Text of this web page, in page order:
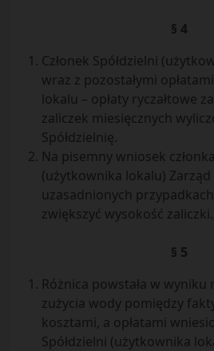
§ 4
Członek Spółdzielni
wraz z pozostałymi
lokalu – opłaty ryczałtowe
zaliczek miesięcznych
Spółdzielnię.
Na pisemny wniosek
(użytkownika lokalu) Zarząd
uzasadnionych
zwiększyć wysokość zaliczki.
§ 5
Różnica powstała w
zużycia wody pomiędzy
kosztami, a opłatami
Spółdzielni (użytkownika